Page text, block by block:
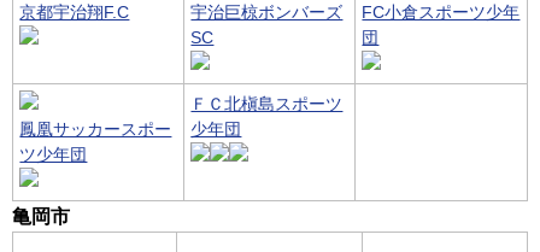
京都宇治翔F.C
宇治巨椋ボンバーズ
SC
FC小倉スポーツ少年
団
鳳凰サッカースポー
ツ少年団
ＦＣ北槇島スポーツ
少年団
亀岡市